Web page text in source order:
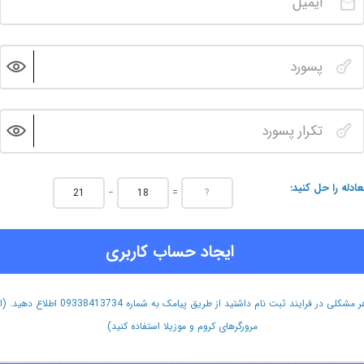
را حل کنید − =
ایجاد حساب کاربری
هر مشکلی در فرایند ثبت نام داشتید از طریق پیامک به شماره 09338413734 اطلاع
مرورگرهای کروم و موزیلا استفاده کنید)